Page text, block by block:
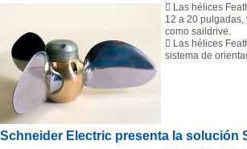
 Las hélices
12 a 20
como saildrive.
 Las hélices
sistema de
Schneider Electric presenta la solución